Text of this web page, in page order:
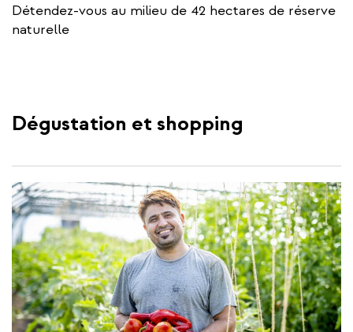
Détendez-vous au milieu de 42 hectares de réserve
naturelle
Dégustation et shopping